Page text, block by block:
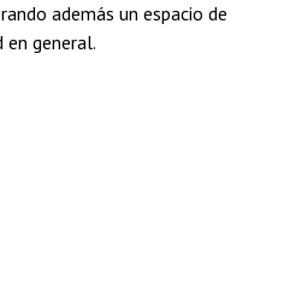
además un espacio de
en general.